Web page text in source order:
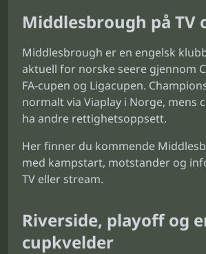
Middlesbrough på TV
Middlesbrough er en engelsk
aktuell for norske seere gjennom
FA-cupen og Ligacupen.
normalt via Viaplay i Norge, mens
ha andre rettighetsoppsett.
Her finner du kommende
med kampstart, motstander og
TV eller stream.
Riverside, playoff og
cupkvelder